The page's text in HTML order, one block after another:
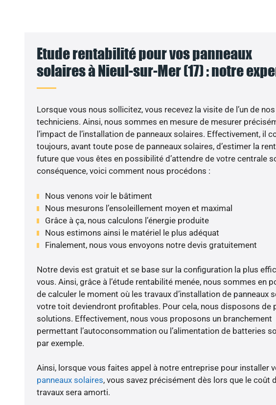
Etude rentabilité pour vos panneaux
solaires à Nieul-sur-Mer (17) : notre
Lorsque vous nous sollicitez, vous recevez la visite de l’un de nos
techniciens. Ainsi, nous sommes en mesure de mesurer
l’impact de l’installation de panneaux solaires. Effectivement, il
toujours, avant toute pose de panneaux solaires, d’estimer la
future que vous êtes en possibilité d’attendre de votre centrale
conséquence, voici comment nous procédons :
Nous venons voir le bâtiment
Nous mesurons l’ensoleillement moyen et maximal
Grâce à ça, nous calculons l’énergie produite
Nous estimons ainsi le matériel le plus adéquat
Finalement, nous vous envoyons notre devis gratuitement
Notre devis est gratuit et se base sur la configuration la plus
vous. Ainsi, grâce à l’étude rentabilité menée, nous sommes en
de calculer le moment où les travaux d’installation de panneaux
votre toit deviendront profitables. Pour cela, nous disposons de
solutions. Effectivement, nous vous proposons un branchement
permettant l’autoconsommation ou l’alimentation de batteries
par exemple.
Ainsi, lorsque vous faites appel à notre entreprise pour installer
panneaux solaires, vous savez précisément dès lors que le coût
travaux sera amorti.